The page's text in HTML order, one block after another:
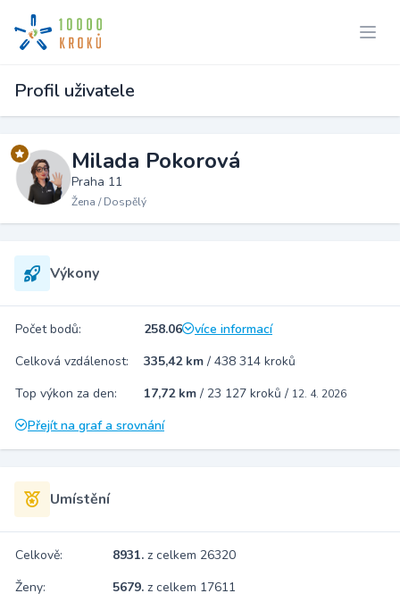
Profil uživatele
Milada Pokorová
Praha 11
Žena / Dospělý
Výkony
Počet bodů: 258.06
více informací
Celková vzdálenost:
335,42 km / 438 314 kroků
Top výkon za den:
17,72 km / 23 127 kroků / 12. 4. 2026
Přejít na graf a srovnání
Umístění
Celkově: 8931. z celkem 26320
Ženy:
5679. z celkem 17611